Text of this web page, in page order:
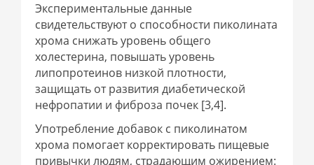
Экспериментальные данные
свидетельствуют о способности пиколината
хрома снижать уровень общего
холестерина, повышать уровень
липопротеинов низкой плотности,
защищать от развития диабетической
нефропатии и фиброза почек [3,4].
Употребление добавок с пиколинатом
хрома помогает корректировать пищевые
привычки людям, страдающим ожирением: